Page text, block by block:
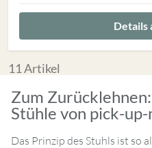
Details
11Artikel
Zum
Stühle von pick-
Das Prinzip des Stuhls ist so